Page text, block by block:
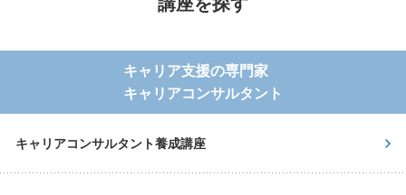
キャリア支援の専門家
キャリアコンサルタント
キャリアコンサルタント養成講座